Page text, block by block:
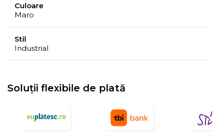
Culoare
Maro
Stil
Industrial
Soluții flexibile de plată